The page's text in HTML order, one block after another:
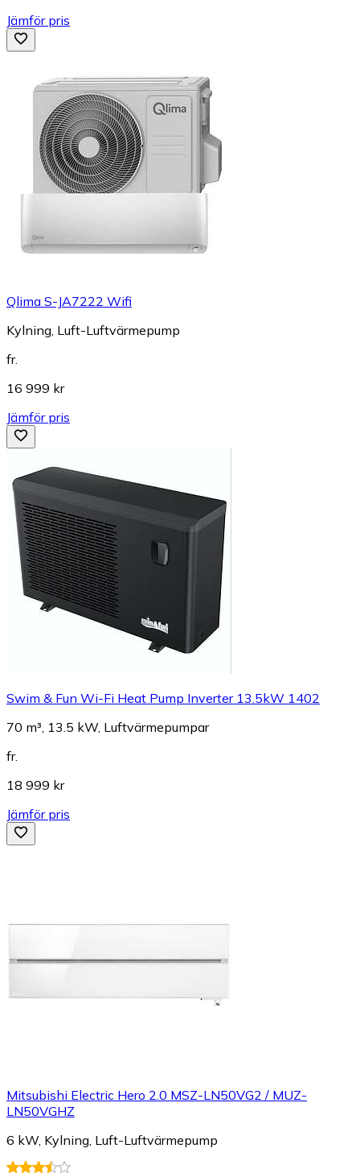
Jämför pris
Qlima S-JA7222 Wifi
Kylning, Luft-Luftvärmepump
fr.
16 999 kr
Jämför pris
Swim & Fun Wi-Fi Heat Pump Inverter 13.5kW 1402
70 m³, 13.5 kW, Luftvärmepumpar
fr.
18 999 kr
Jämför pris
Mitsubishi Electric Hero 2.0 MSZ-LN50VG2 / MUZ-
LN50VGHZ
6 kW, Kylning, Luft-Luftvärmepump